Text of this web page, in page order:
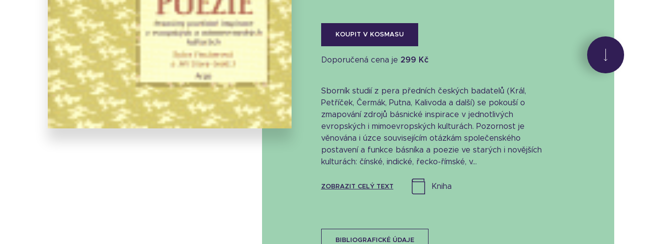
Stáhnout obálku
KOUPIT V KOSMASU
Doporučená cena je 299 Kč
Sborník studií z pera předních českých badatelů (Král,
Petříček, Čermák, Putna, Kalivoda a další) se pokouší o
zmapování zdrojů básnické inspirace v jednotlivých
evropských i mimoevropských kulturách. Pozornost je
věnována i úzce souvisejícím otázkám společenského
postavení a funkce básníka a poezie ve starých i novějších
kulturách: čínské, indické, řecko-římské, v...
ZOBRAZIT CELÝ TEXT kniha
BIBLIOGRAFICKÉ ÚDAJE